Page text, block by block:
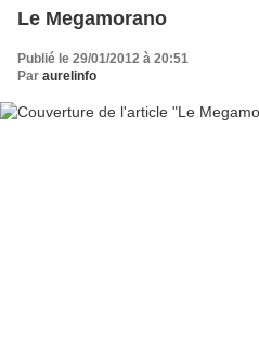
Le Megamorano
Publié le 29/01/2012 à 20:51
Par aurelinfo